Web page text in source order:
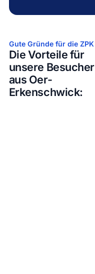
Gute Gründe für die ZPK​
Die Vorteile für
unsere Besucher
aus Oer-
Erkenschwick: